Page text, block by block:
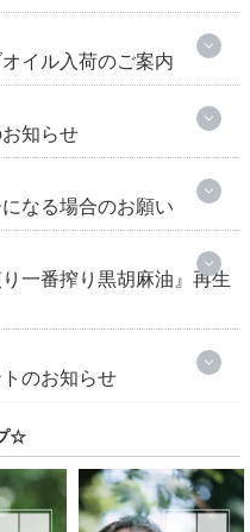
イル入荷のご案内
知らせ
なる場合のお願い
一番搾り黒胡麻油』再生
のお知らせ
☆